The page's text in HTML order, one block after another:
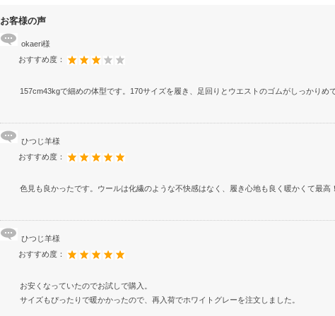
お客様の声
okaeri様
おすすめ度：
157cm43kgで細めの体型です。170サイズを履き、足回りとウエストのゴムがしっかりめ
ひつじ羊様
おすすめ度：
色見も良かったです。ウールは化繊のような不快感はなく、履き心地も良く暖かくて最高
ひつじ羊様
おすすめ度：
お安くなっていたのでお試しで購入。
サイズもぴったりで暖かかったので、再入荷でホワイトグレーを注文しました。